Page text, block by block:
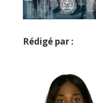
Rédigé par :